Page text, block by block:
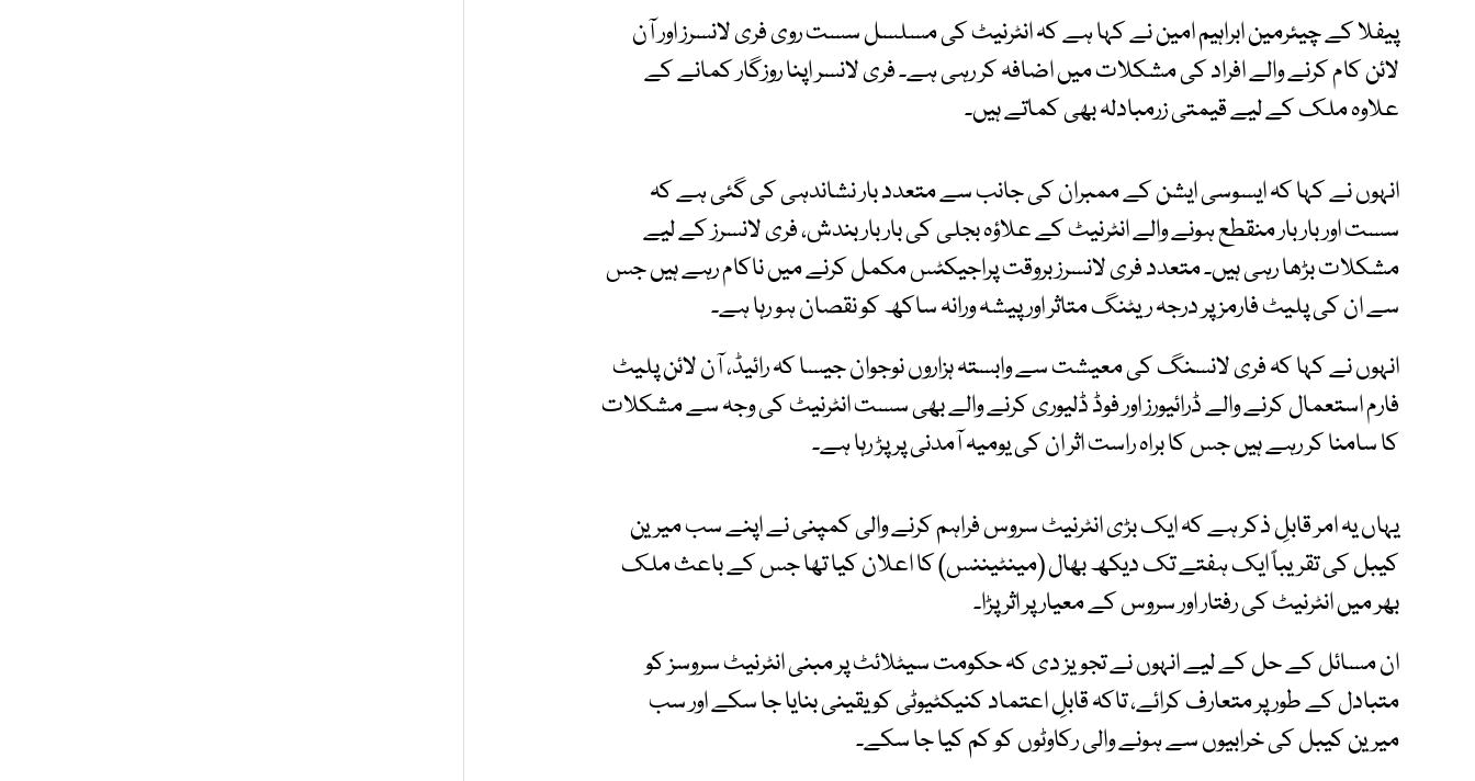
پیفلا کے چیئرمین ابراہیم امین نے کہا ہے کہ انٹرنیٹ کی مسلسل سست روی فری لانسرز اور آن
لائن کام کرنے والے افراد کی مشکلات میں اضافہ کر رہی ہے۔ فری لانسر اپنا روزگار کمانے کے
علاوہ ملک کے لیے قیمتی زرمبادلہ بھی کماتے ہیں۔
انہوں نے کہا کہ ایسوسی ایشن کے ممبران کی جانب سے متعدد بار نشاندہی کی گئی ہے کہ
سست اور بار بار منقطع ہونے والے انٹرنیٹ کے علاؤہ بجلی کی بار بار بندش، فری لانسرز کے لیے
مشکلات بڑھا رہی ہیں۔ متعدد فری لانسرز بروقت پراجیکٹس مکمل کرنے میں ناکام رہے ہیں جس
سے ان کی پلیٹ فارمز پر درجہ ریٹنگ متاثر اور پیشہ ورانہ ساکھ کو نقصان ہو رہا ہے۔
انہوں نے کہا کہ فری لانسنگ کی معیشت سے وابستہ ہزاروں نوجوان جیسا کہ رائیڈ، آن لائن پلیٹ
فارم استعمال کرنے والے ڈرائیورز اور فوڈ ڈلیوری کرنے والے بھی سست انٹرنیٹ کی وجہ سے مشکلات
کا سامنا کر رہے ہیں جس کا براہ راست اثر ان کی یومیہ آمدنی پر پڑ رہا ہے۔
یہاں یہ امر قابلِ ذکر ہے کہ ایک بڑی انٹرنیٹ سروس فراہم کرنے والی کمپنی نے اپنے سب میرین
کیبل کی تقریباً ایک ہفتے تک دیکھ بھال (مینٹیننس) کا اعلان کیا تھا جس کے باعث ملک
بھر میں انٹرنیٹ کی رفتار اور سروس کے معیار پر اثر پڑا۔
ان مسائل کے حل کے لیے انہوں نے تجویز دی کہ حکومت سیٹلائٹ پر مبنی انٹرنیٹ سروسز کو
متبادل کے طور پر متعارف کرائے، تاکہ قابلِ اعتماد کنیکٹیوٹی کو یقینی بنایا جا سکے اور سب
میرین کیبل کی خرابیوں سے ہونے والی رکاوٹوں کو کم کیا جا سکے۔